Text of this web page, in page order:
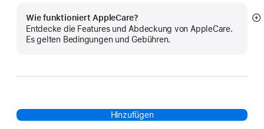
Wie funktioniert AppleCare?
Entdecke die Features und Abdeckung von AppleCare.
Es gelten Bedingungen und Gebühren.
Hinzufügen